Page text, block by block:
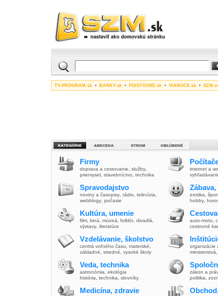
TV-PROGRAM.sk • BANKY.sk • POISTOVNE.sk • VIANOCE.sk •
Firmy
doprava a cestovanie služby
priemysel stavebníctvo technika
Spravodajstvo
noviny a časopisy rádio televízia
webblogy počasie
Kultúra, umenie
film kiná múzeá folklór, divadlá
výstavy literatúra
Vzdelávanie, školstvo
centrá voľného času materské
základné
stredné vysoké školy
Veda, technika
astronómia
ekológia
história
technika slovníky
Medicína, zdravie
internet a
erotika
hobby
auto-moto
cestovné
organizácie
ministerstvá
zákon a
politika